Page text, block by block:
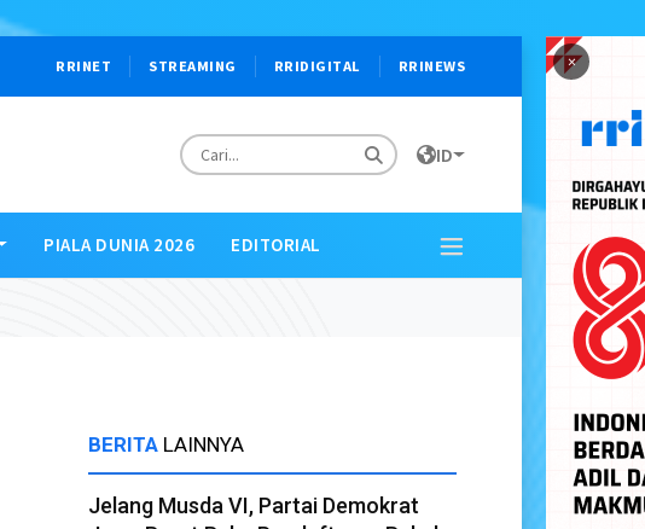
×
RRINET STREAMING RRIDIGITAL RRINEWS
ID
PIALA DUNIA 2026 EDITORIAL
BERITA LAINNYA
Jelang Musda VI, Partai Demokrat